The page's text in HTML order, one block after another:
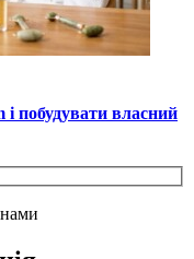
побудувати власний
нами